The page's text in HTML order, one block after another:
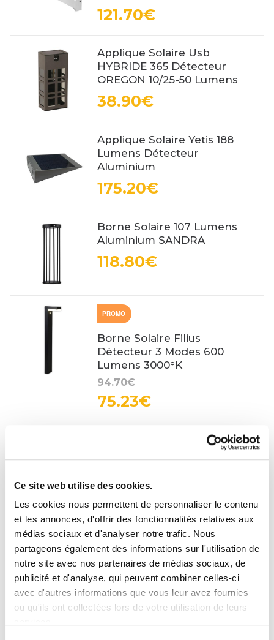
Ce site web utilise des cookies.
Les cookies nous permettent de personnaliser le contenu
et les annonces, d'offrir des fonctionnalités relatives aux
médias sociaux et d'analyser notre trafic. Nous
partageons également des informations sur l'utilisation de
notre site avec nos partenaires de médias sociaux, de
publicité et d'analyse, qui peuvent combiner celles-ci
avec d'autres informations que vous leur avez fournies
ou qu'ils ont collectées lors de votre utilisation de leurs
121.70€
Applique Solaire Usb
HYBRIDE 365 Détecteur
OREGON 10/25-50 Lumens
38.90€
Applique Solaire Yetis 188
Lumens Détecteur
Aluminium
175.20€
Borne Solaire 107 Lumens
Aluminium SANDRA
118.80€
PROMO
Borne Solaire Filius
Détecteur 3 Modes 600
Lumens 3000°K
94.70€
75.23€
Borne Solaire Hybride
Détecteur 50/400 Lumens 2
86.40€
Borne Solaire Inox Usb
HYBRIDE 365 Détecteur de
Mouvement 5/50-100 Lumens
Lorient ...
56.50€